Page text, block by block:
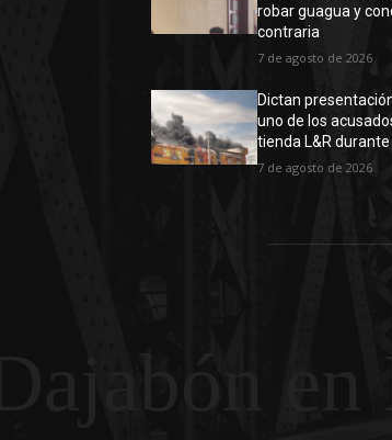
robar guagua y
contraria
7 de agosto de 2026
Dictan
uno de los
tienda L&R
7 de agosto de 2026
en